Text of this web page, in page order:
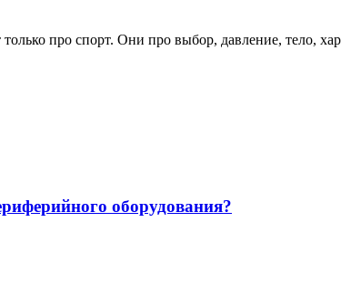
про спорт. Они про выбор, давление, тело,
оборудования?